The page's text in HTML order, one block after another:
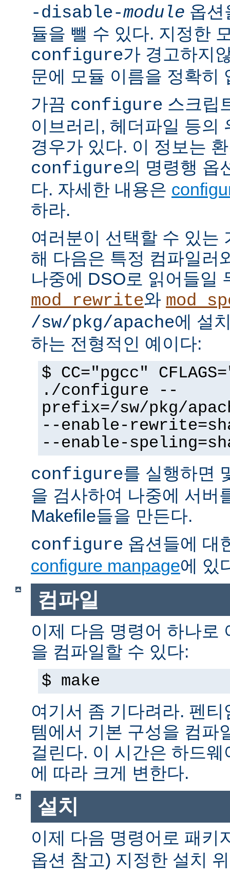
-disable-module 옵션
듈을 뺄 수 있다. 지정한
configure가 경고하지
문에 모듈 이름을 정확히
가끔 configure 스크립
이브러리, 헤더파일 등의
경우가 있다. 이 정보는
configure의 명령행 옵
다. 자세한 내용은
하라.
여러분이 선택할 수 있는
해 다음은 특정 컴파일러
나중에 DSO로 읽어들일
mod_rewrite와
/sw/pkg/apache에 설
하는 전형적인 예이다:
$ CC="pgcc"
./configure --
prefix=/sw/pkg/
--enable-
--enable-
configure를 실행하면
을 검사하여 나중에 서버
Makefile들을 만든다.
configure 옵션들에 대
configure manpage에 있
컴파일
이제 다음 명령어 하나로
을 컴파일할 수 있다:
$ make
여기서 좀 기다려라. 펜
템에서 기본 구성을 컴파
걸린다. 이 시간은 하드
에 따라 크게 변한다.
설치
이제 다음 명령어로 패키
옵션 참고) 지정한 설치